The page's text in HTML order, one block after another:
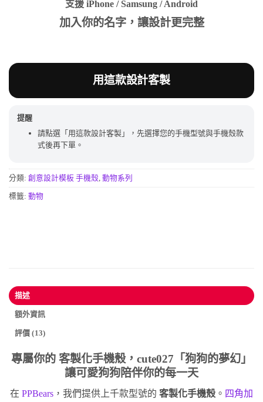
支援 iPhone / Samsung / Android
加入你的名字，讓設計更完整
用這款設計客製
提醒
請點選「用這款設計客製」，先選擇您的手機型號與手機殼款
式後再下單。
分類: 創意設計模板 手機殼 動物系列
標籤: 動物
描述
額外資訊
評價 (13)
專屬你的 客製化手機殼，cute027「狗狗的夢幻」
讓可愛狗狗陪伴你的每一天
在 PPBears ，我們提供上千款型號的 客製化手機殼 。 四角加